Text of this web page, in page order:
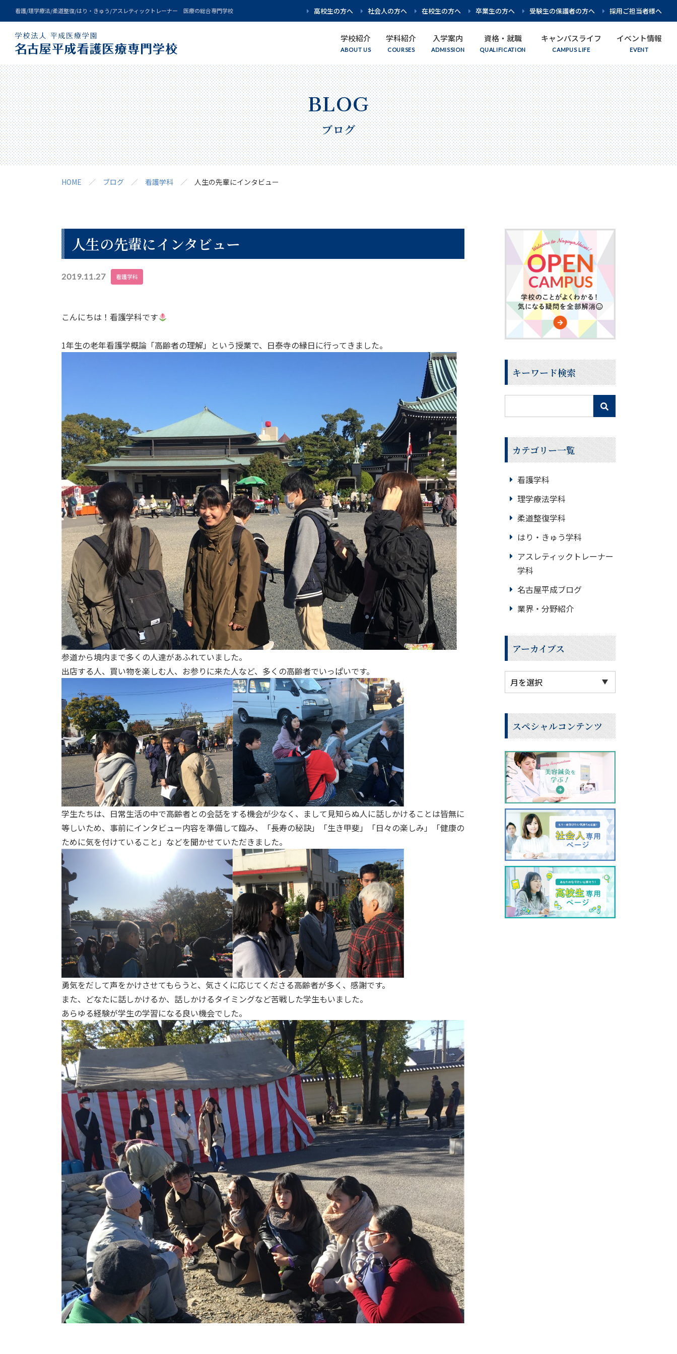
看護/理学療法/柔道整復/はり・きゅう/アスレティックトレーナー 医療の総合専門学校 高校生の方へ 社会人の方へ 在校生の方へ 卒業生の方へ 受験生の保護者の方へ 採用ご担当者様へ
学校紹介
About us 学校紹介
理事長・校長挨拶 教育方針・理念
アクセス グループ校紹介
学科紹介
Courses 学科紹介
学科紹介 トップ 看護学科
理学療法学科 柔道整復学科
はり・きゅう学科 アスレティックトレーナー学科
入学案内
Admission 入学案内
募集要項 入試要項
AO入試 入試日程
学費・奨学金
資格・就職
Qualification 資格・就職
Wライセンス 取得を目指せる資格
キャリア・就職
キャンパスライフ
Campuslife キャンパスライフ
キャンパスライフ 先生紹介
学生生活サポート 施設・設備紹介
在校生・卒業生インタビュー 数字でわかる名古屋平成看護医療専門学校
イベント情報
Event イベント情報
イベント情報 トップ オープンキャンパス
WEB個別相談 個別相談
スペシャルイベント
ブログ
HOME ブログ 看護学科 人生の先輩にインタビュー
人生の先輩にインタビュー
2019.11.27 看護学科
こんにちは！看護学科です
1年生の老年看護学概論「高齢者の理解」という授業で、日泰寺の縁日に行ってきました。
参道から境内まで多くの人達があふれていました。
出店する人、買い物を楽しむ人、お参りに来た人など、多くの高齢者でいっぱいです。
学生たちは、日常生活の中で高齢者との会話をする機会が少なく、まして見知らぬ人に話しかけることは皆無に
等しいため、事前にインタビュー内容を準備して臨み、「長寿の秘訣」「生き甲斐」「日々の楽しみ」「健康の
ために気を付けていること」などを聞かせていただきました。
勇気をだして声をかけさせてもらうと、気さくに応じてくださる高齢者が多く、感謝です。
また、どなたに話しかけるか、話しかけるタイミングなど苦戦した学生もいました。
あらゆる経験が学生の学習になる良い機会でした。
キーワード検索
カテゴリー一覧
看護学科
理学療法学科
柔道整復学科
はり・きゅう学科
アスレティックトレーナー
学科
名古屋平成ブログ
業界・分野紹介
アーカイブス
スペシャルコンテンツ